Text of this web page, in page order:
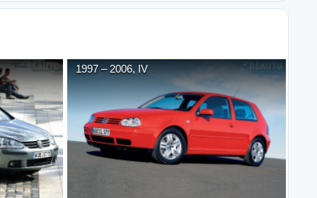
1997– 2006, IV